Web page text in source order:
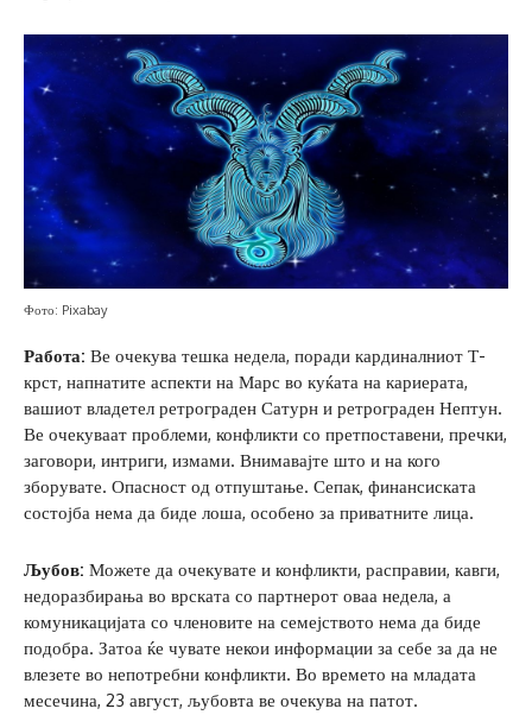
Фото: Pixabay
Работа: Ве очекува тешка недела, поради кардиналниот Т-
крст, напнатите аспекти на Марс во куќата на кариерата,
вашиот владетел ретрограден Сатурн и ретрограден Нептун.
Ве очекуваат проблеми, конфликти со претпоставени, пречки,
заговори, интриги, измами. Внимавајте што и на кого
зборувате. Опасност од отпуштање. Сепак, финансиската
состојба нема да биде лоша, особено за приватните лица.
Љубов: Можете да очекувате и конфликти, расправии, кавги,
недоразбирања во врската со партнерот оваа недела, а
комуникацијата со членовите на семејството нема да биде
подобра. Затоа ќе чувате некои информации за себе за да не
влезете во непотребни конфликти. Во времето на младата
месечина, 23 август, љубовта ве очекува на патот.